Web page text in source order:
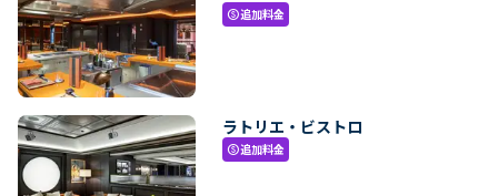
paid追加料金
ラトリエ・ビストロ
paid追加料金